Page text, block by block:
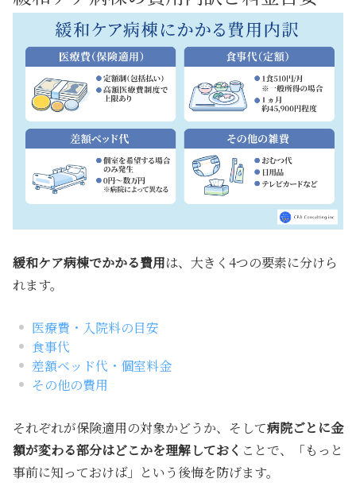
緩和ケア病棟でかかる費用は、大きく4つの要素に分けら
れます。
医療費・入院料の目安
食事代
差額ベッド代・個室料金
その他の費用
それぞれが保険適用の対象かどうか、そして病院ごとに金
額が変わる部分はどこかを理解しておく ことで、「もっと
事前に知っておけば」という後悔を防げます。